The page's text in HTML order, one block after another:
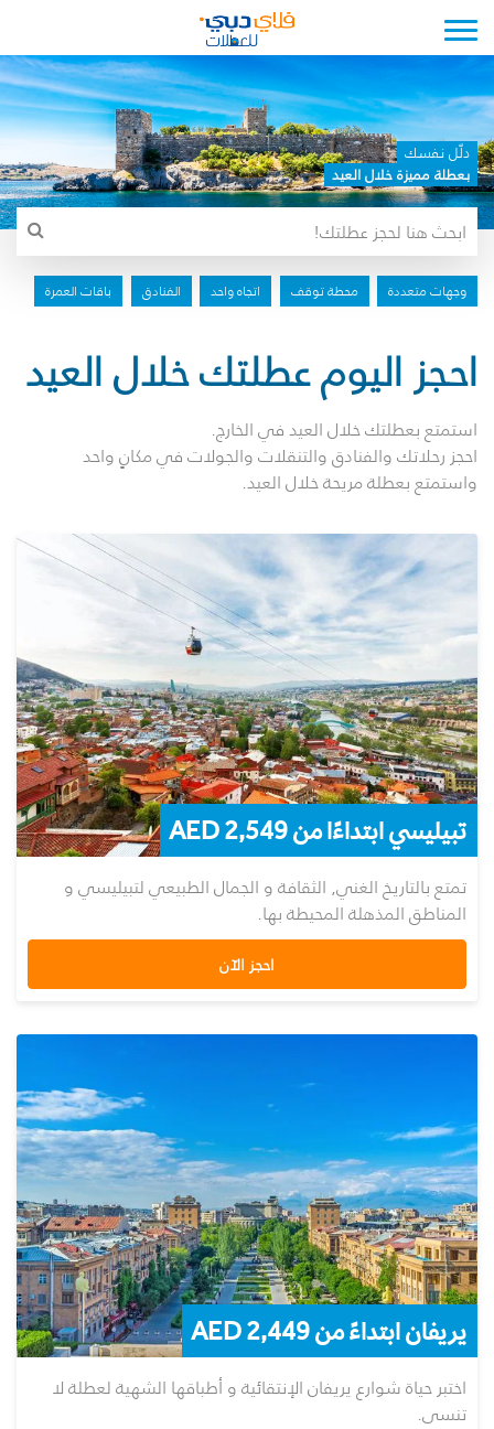
Toggle navigation
دلّل نفسك
بعطلة مميزة خلال العيد
وجهات متعددة محطة توقف اتجاه واحد الفنادق باقات العمرة
احجز اليوم عطلتك خلال العيد
استمتع بعطلتك خلال العيد في الخارج.
احجز رحلاتك والفنادق والتنقلات والجولات في مكانٍ واحد
واستمتع بعطلة مريحة خلال العيد.
تبيليسي ابتداءًا من 2,549 AED
تمتع بالتاريخ الغني, الثقافة و الجمال الطبيعي لتبيليسي و
المناطق المذهلة المحيطة بها.
احجز الآن
يريفان ابتداءً من 2,449 AED
اختبر حياة شوارع يريفان الإنتقائية و أطباقها الشهية لعطلة لا
تنسى.